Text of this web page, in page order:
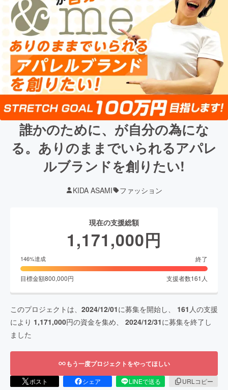
誰かのために、が自分の為にな
る。ありのままでいられるアパレ
ルブランドを創りたい!
KIDA ASAMI ファッション
現在の支援総額
1,171,000円
146%達成 終了
目標金額800,000円 支援者数161 人
このプロジェクトは、 2024/12/01に募集を開始し、 161 人の支援
により 1,171,000円の資金を集め、 2024/12/31に募集を終了し
ました
もう一度プロジェクトをやってほしい
ポスト シェア LINEで送る
URLコピー